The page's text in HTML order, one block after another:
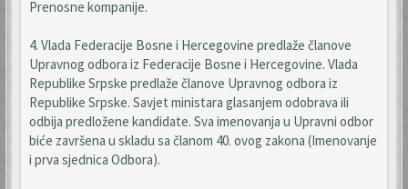
Prenosne kompanije.
4. Vlada Federacije Bosne i Hercegovine predlaže članove
Upravnog odbora iz Federacije Bosne i Hercegovine. Vlada
Republike Srpske predlaže članove Upravnog odbora iz
Republike Srpske. Savjet ministara glasanjem odobrava ili
odbija predložene kandidate. Sva imenovanja u Upravni odbor
biće završena u skladu sa članom 40. ovog zakona (Imenovanje
i prva sjednica Odbora).